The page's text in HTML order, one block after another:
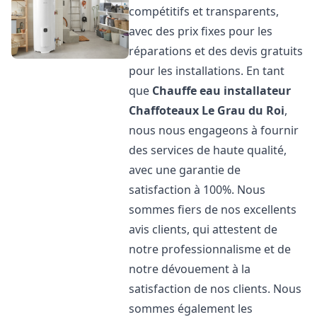
compétitifs et transparents,
avec des prix fixes pour les
réparations et des devis gratuits
pour les installations. En tant
que Chauffe eau installateur
Chaffoteaux Le Grau du Roi,
nous nous engageons à fournir
des services de haute qualité,
avec une garantie de
satisfaction à 100%. Nous
sommes fiers de nos excellents
avis clients, qui attestent de
notre professionnalisme et de
notre dévouement à la
satisfaction de nos clients. Nous
sommes également les